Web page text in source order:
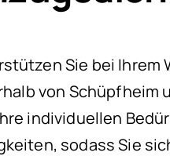
Sie bei Ihrem
von
individuellen
sodass Sie